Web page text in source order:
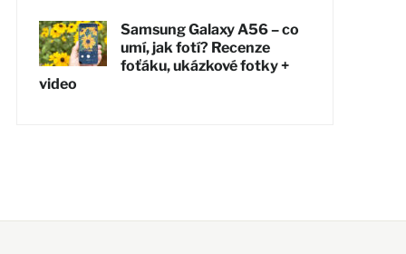
Samsung Galaxy A56 – co
umí, jak fotí? Recenze
foťáku, ukázkové fotky +
video